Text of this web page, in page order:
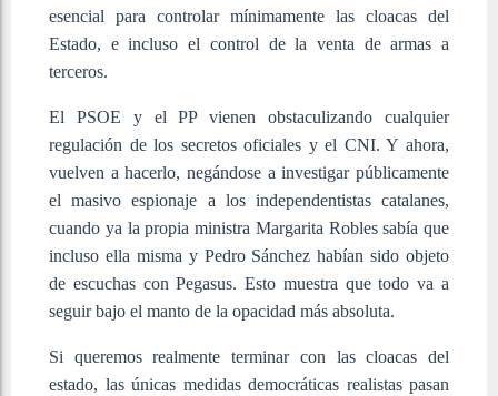
esencial para controlar mínimamente las cloacas del
Estado, e incluso el control de la venta de armas a
terceros.
El PSOE y el PP vienen obstaculizando cualquier
regulación de los secretos oficiales y el CNI. Y ahora,
vuelven a hacerlo, negándose a investigar públicamente
el masivo espionaje a los independentistas catalanes,
cuando ya la propia ministra Margarita Robles sabía que
incluso ella misma y Pedro Sánchez habían sido objeto
de escuchas con Pegasus. Esto muestra que todo va a
seguir bajo el manto de la opacidad más absoluta.
Si queremos realmente terminar con las cloacas del
estado, las únicas medidas democráticas realistas pasan